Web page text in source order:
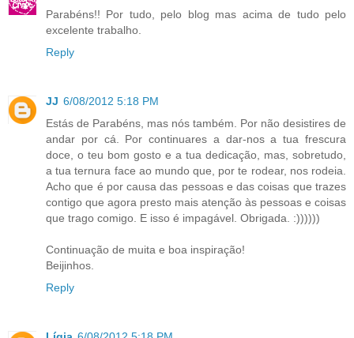
Parabéns!! Por tudo, pelo blog mas acima de tudo pelo
excelente trabalho.
Reply
JJ 6/08/2012 5:18 PM
Estás de Parabéns, mas nós também. Por não desistires de
andar por cá. Por continuares a dar-nos a tua frescura
doce, o teu bom gosto e a tua dedicação, mas, sobretudo,
a tua ternura face ao mundo que, por te rodear, nos rodeia.
Acho que é por causa das pessoas e das coisas que trazes
contigo que agora presto mais atenção às pessoas e coisas
que trago comigo. E isso é impagável. Obrigada. :))))))
Continuação de muita e boa inspiração!
Beijinhos.
Reply